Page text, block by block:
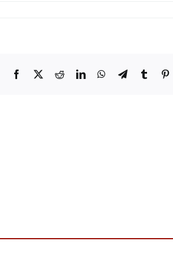
Facebook
X RedditLinkedInWhatsApp
TelegramTumblr